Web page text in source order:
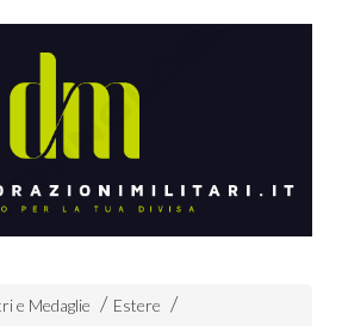
e Medaglie
Estere